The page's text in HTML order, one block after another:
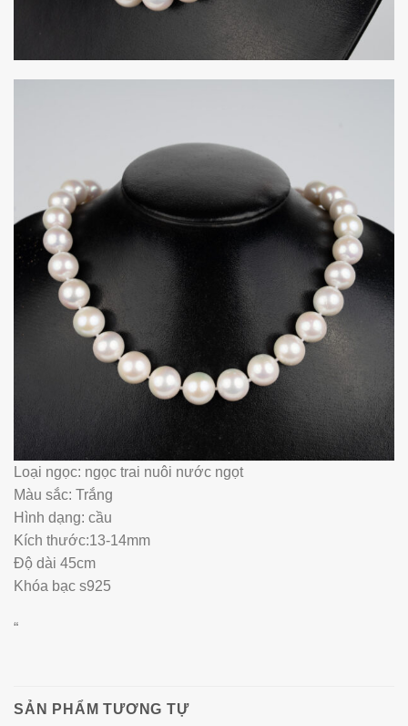
Loại ngọc: ngọc trai nuôi nước ngọt
Màu sắc: Trắng
Hình dạng: cầu
Kích thước:13-14mm
Độ dài 45cm
Khóa bạc s925
“
SẢN PHẨM TƯƠNG TỰ